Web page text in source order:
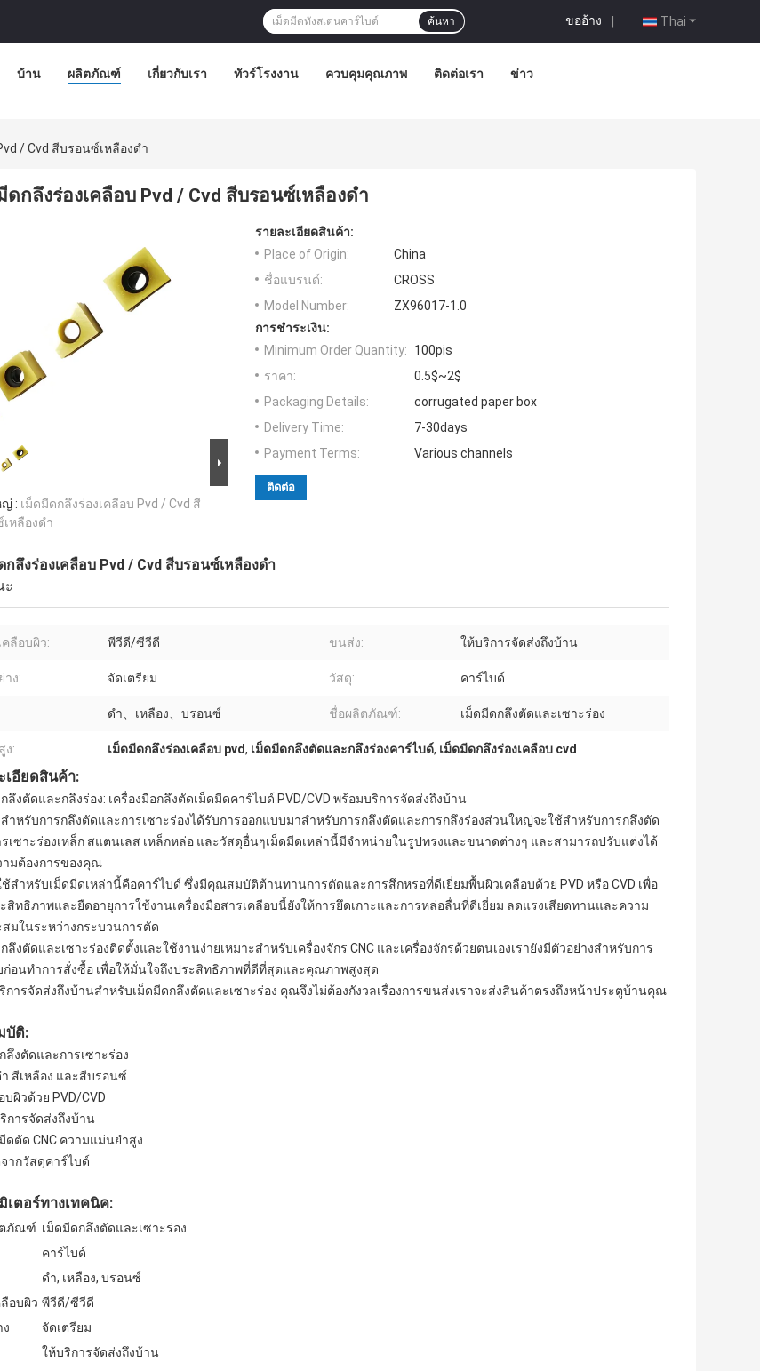
Thai
ขออ้าง |
ค้นหา
บ้าน ผลิตภัณฑ์ เกี่ยวกับเรา ทัวร์โรงงาน ควบคุมคุณภาพ ติดต่อเรา ข่าว
/ Cvd สีบรอนซ์เหลืองดำ
ดกลึงร่องเคลือบ Pvd / Cvd สีบรอนซ์เหลืองดำ
: เม็ดมีดกลึงร่องเคลือบ Pvd / Cvd สี
หลืองดำ
รายละเอียดสินค้า:
Place of Origin:
China
ชื่อแบรนด์:
CROSS
Model Number:
ZX96017-1.0
การชำระเงิน:
Minimum Order Quantity:
100pis
ราคา:
0.5$~2$
Packaging Details:
corrugated paper box
Delivery Time:
7-30days
Payment Terms:
Various channels
ติดต่อ
กลึงร่องเคลือบ Pvd / Cvd สีบรอนซ์เหลืองดำ
คลือบผิว: พีวีดี/ซีวีดี ขนส่ง: ให้บริการจัดส่งถึงบ้าน
าง: จัดเตรียม วัสดุ: คาร์ไบด์
ดำ、เหลือง、บรอนซ์ ชื่อผลิตภัณฑ์: เม็ดมีดกลึงตัดและเซาะร่อง
ง: เม็ดมีดกลึงร่องเคลือบ pvd, เม็ดมีดกลึงตัดและกลึงร่องคาร์ไบด์, เม็ดมีดกลึงร่องเคลือบ cvd
เอียดสินค้า:
ลึงตัดและกลึงร่อง: เครื่องมือกลึงตัดเม็ดมีดคาร์ไบด์ PVD/CVD พร้อมบริการจัดส่งถึงบ้าน
ำหรับการกลึงตัดและการเซาะร่องได้รับการออกแบบมาสำหรับการกลึงตัดและการกลึงร่องส่วนใหญ่จะใช้สำหรับการกลึงตัด
เซาะร่องเหล็ก สแตนเลส เหล็กหล่อ และวัสดุอื่นๆเม็ดมีดเหล่านี้มีจำหน่ายในรูปทรงและขนาดต่างๆ และสามารถปรับแต่งได้
ามต้องการของคุณ
สำหรับเม็ดมีดเหล่านี้คือคาร์ไบด์ ซึ่งมีคุณสมบัติต้านทานการตัดและการสึกหรอที่ดีเยี่ยมพื้นผิวเคลือบด้วย PVD หรือ CVD เพื่อ
สิทธิภาพและยืดอายุการใช้งานเครื่องมือสารเคลือบนี้ยังให้การยึดเกาะและการหล่อลื่นที่ดีเยี่ยม ลดแรงเสียดทานและความ
มในระหว่างกระบวนการตัด
ลึงตัดและเซาะร่องติดตั้งและใช้งานง่ายเหมาะสำหรับเครื่องจักร CNC และเครื่องจักรด้วยตนเองเรายังมีตัวอย่างสำหรับการ
อนทำการสั่งซื้อ เพื่อให้มั่นใจถึงประสิทธิภาพที่ดีที่สุดและคุณภาพสูงสุด
การจัดส่งถึงบ้านสำหรับเม็ดมีดกลึงตัดและเซาะร่อง คุณจึงไม่ต้องกังวลเรื่องการขนส่งเราจะส่งสินค้าตรงถึงหน้าประตูบ้านคุณ
บัติ:
ลึงตัดและการเซาะร่อง
สีเหลือง และสีบรอนซ์
บผิวด้วย PVD/CVD
การจัดส่งถึงบ้าน
ดตัด CNC ความแม่นยำสูง
ากวัสดุคาร์ไบด์
เตอร์ทางเทคนิค:
ภัณฑ์ เม็ดมีดกลึงตัดและเซาะร่อง
คาร์ไบด์
ดำ, เหลือง, บรอนซ์
อบผิว พีวีดี/ซีวีดี
จัดเตรียม
ให้บริการจัดส่งถึงบ้าน